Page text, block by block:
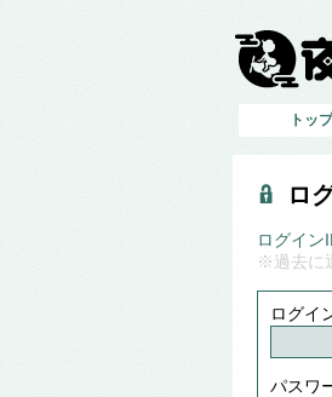
トップ
ロ
ログイン
※過去に
ログイ
パスワ